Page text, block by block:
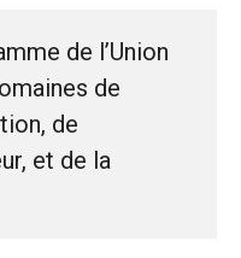
de l’Union
de
de
et de la